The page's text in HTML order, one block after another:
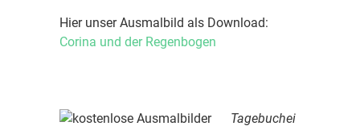
Hier unser Ausmalbild als Download:
Corina und der Regenbogen
Tagebuchei